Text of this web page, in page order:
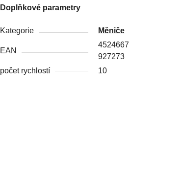
Doplňkové parametry
Kategorie Měniče
EAN
4524667
927273
počet rychlostí
10